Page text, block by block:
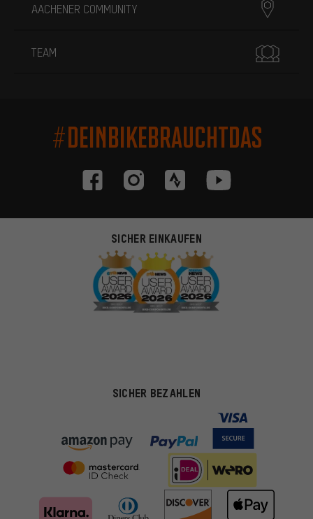
AACHENER COMMUNITY
TEAM
#DEINBIKEBRAUCHTDAS
SICHER EINKAUFEN
SICHER BEZAHLEN